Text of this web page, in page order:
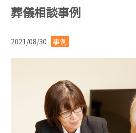
葬儀相談事例
2021/08/30 事例